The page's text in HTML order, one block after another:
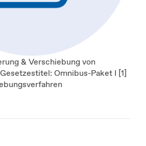
& Verschiebung von
Omnibus-Paket I [1]